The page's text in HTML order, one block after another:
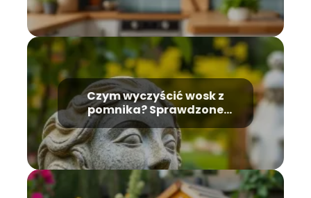
Czym wyczyścić wosk z
pomnika? Sprawdzone
metody usuwania plam